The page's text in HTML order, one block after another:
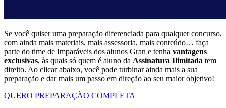
Se você quiser uma preparação diferenciada para qualquer concurso,
com ainda mais materiais, mais assessoria, mais conteúdo… faça
parte do time de Imparáveis dos alunos Gran e tenha vantagens
exclusivas, às quais só quem é aluno da Assinatura Ilimitada tem
direito. Ao clicar abaixo, você pode turbinar ainda mais a sua
preparação e dar mais um passo em direção ao seu maior objetivo!
QUERO PREPARAÇÃO COMPLETA